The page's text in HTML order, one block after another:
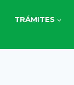
TRÁMITES